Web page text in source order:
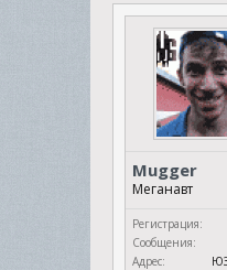
Mugger
Меганавт
Регистрация:
Сообщения:
Адрес: